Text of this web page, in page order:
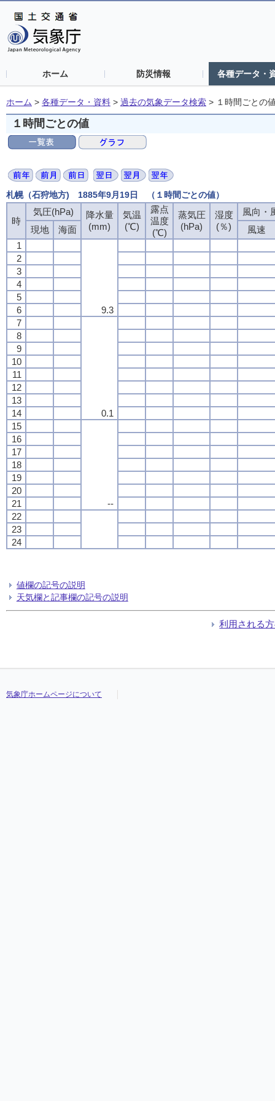
ホーム 防災情報 各種データ・
ホーム > 各種データ・資料 > 過去の気象データ検索 > １時間ごとの
１時間ごとの値
札幌（石狩地方) 1885年9月19日 （１時間ごとの値）
時
気圧(hPa)
降水量
(mm)
気温
(℃)
露点
温度
(℃)
蒸気圧
(hPa)
湿度
(％)
風向・
現地
海面
風速
1
9.3
2
3
4
5
6
7
0.1
8
9
10
11
12
13
14
15
--
16
17
18
19
20
21
22
23
24
値欄の記号の説明
天気欄と記事欄の記号の説明
利用される
気象庁ホームページについて